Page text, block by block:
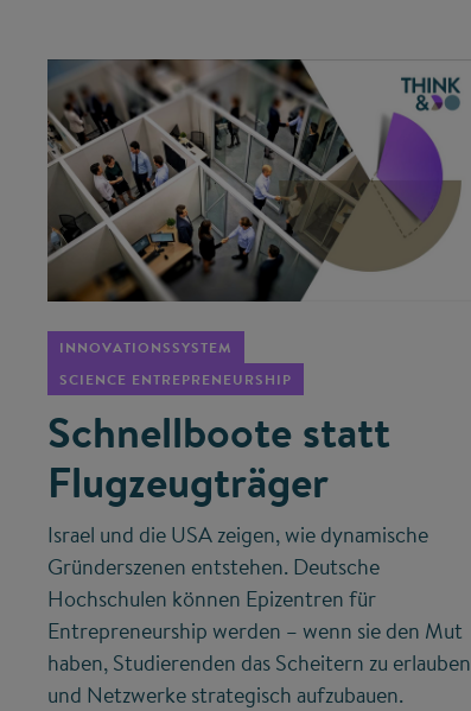
INNOVATIONSSYSTEM
SCIENCE ENTREPRENEURSHIP
Schnellboote statt
Flugzeugträger
Israel und die USA zeigen, wie dynamische
Gründerszenen entstehen. Deutsche
Hochschulen können Epizentren für
Entrepreneurship werden – wenn sie den Mut
haben, Studierenden das Scheitern zu erlauben
und Netzwerke strategisch aufzubauen.